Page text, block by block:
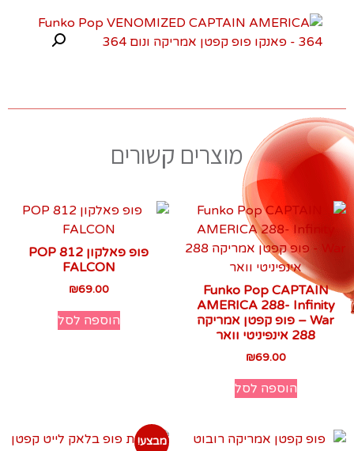
מוצרים קשורים
Funko Pop CAPTAIN
AMERICA 288- Infinity
War – פופ קפטן אמריקה
288 אינפיניטי וואר
₪69.00
הוספה לסל
פופ פאלקון 812 POP
FALCON
₪69.00
הוספה לסל
מבצע!